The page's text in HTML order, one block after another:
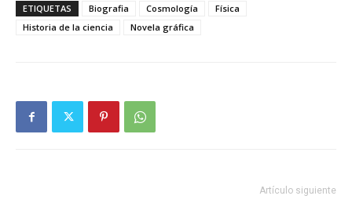
ETIQUETAS Biografia Cosmología
Física
Historia de la ciencia
Novela gráfica
Artículo siguiente